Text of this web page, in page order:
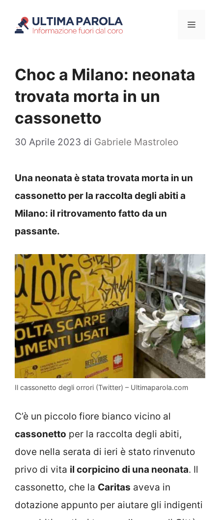
Menu
Choc a Milano: neonata
trovata morta in un
cassonetto
30 Aprile 2023 di Gabriele Mastroleo
Una neonata è stata trovata morta in un
cassonetto per la raccolta degli abiti a
Milano: il ritrovamento fatto da un
passante.
Il cassonetto degli orrori (Twitter) – Ultimaparola.com
C’è un piccolo fiore bianco vicino al
cassonetto per la raccolta degli abiti,
dove nella serata di ieri è stato rinvenuto
privo di vita il corpicino di una neonata. Il
cassonetto, che la Caritas aveva in
dotazione appunto per aiutare gli indigenti